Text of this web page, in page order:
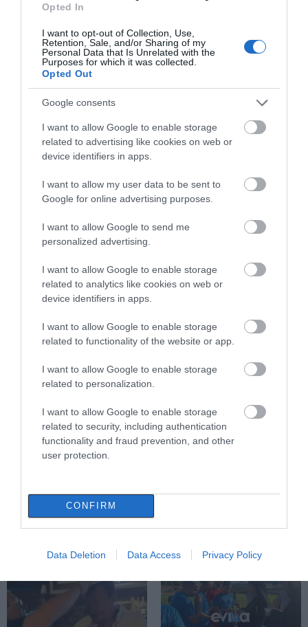
Opted In
I want to opt-out of Collection, Use,
Retention, Sale, and/or Sharing of my
Personal Data that Is Unrelated with the
Purposes for which it was collected.
Opted Out
Google consents
I want to allow Google to enable storage
related to advertising like cookies on web or
device identifiers in apps.
I want to allow my user data to be sent to
Google for online advertising purposes.
I want to allow Google to send me
personalized advertising.
I want to allow Google to enable storage
related to analytics like cookies on web or
device identifiers in apps.
I want to allow Google to enable storage
related to functionality of the website or app.
I want to allow Google to enable storage
related to personalization.
I want to allow Google to enable storage
related to security, including authentication
functionality and fraud prevention, and other
user protection.
CONFIRM
Data Deletion Data Access Privacy Policy
Μεγάλο πανηγύρι στην Εύβοια:
Πλημμύρισε με κόσμο η Φαράκλα
(pics&vid)
Ο καιρός αλλάζει πρόσωπο:
Έρχονται 40άρια μαζί με
θυελλώδη μελτέμια
Εύβοια: Ηχηρό μήνυμα πέντε
καταστροφή του 2021
07.08.2026 | 22:00
Νέο τροχαίο με υλικές ζημιές
07.08.2026 | 21:40
Εύβοια: Γυναίκα έπεσε θύμα
για τρακτέρ που δεν παρέλαβε
07.08.2026 | 21:20
Τραγωδία στην Εύβοια: Άνδρας
ανασύρθηκε χωρίς τις αισθήσεις
του από τη θάλασσα
07.08.2026 | 20:57
σε δήμο της Εύβοιας: Δείτε εδώ
07.08.2026 | 20:40
Ποιοι και γιατί θα πάρουν
07.08.2026 | 20:20
ΠΕΡΙΣΣΟΤΕΡΑ ΑΠΟ ΑΘΛΗΤΙΚΑ